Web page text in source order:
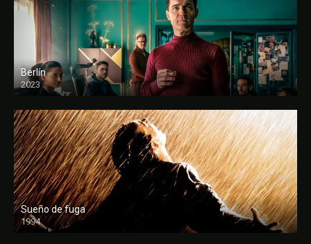
Berlín
2023
Sueño de fuga
1994
FULL HD